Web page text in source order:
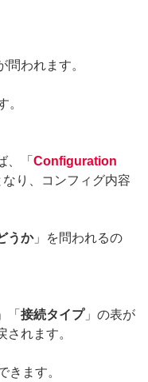
問われます。
。
、「 Configuration
なり、コンフィグ内容
うか」を問われるの
」「 接続タイプ」の表が
れます。
きます。